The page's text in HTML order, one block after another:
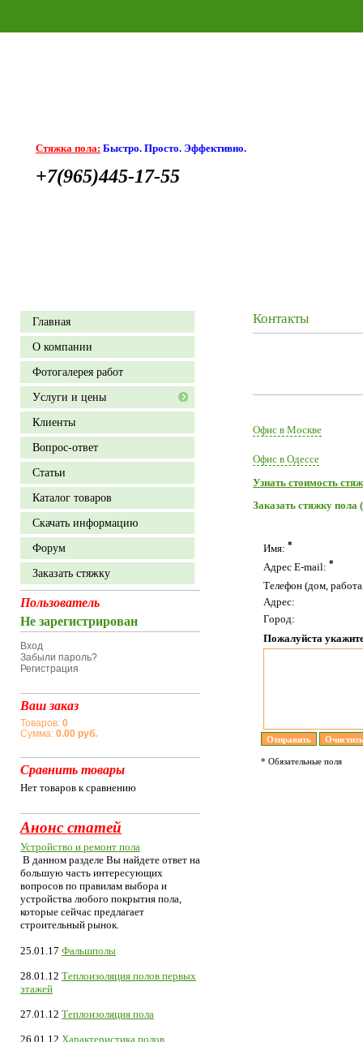
Стяжка пола: Быстро. Просто. Эффективно.
+7(965)445-17-55
Главная
О компании
Фотогалерея работ
Уcлуги и цены
Клиенты
Вопрос-ответ
Статьи
Каталог товаров
Скачать информацию
Форум
Заказать стяжку
Пользователь
Не зарегистрирован
Вход
Забыли пароль?
Регистрация
Ваш заказ
Товаров: 0
Сумма: 0.00 руб.
Сравнить товары
Нет товаров к сравнению
Анонс статей
Устройство и ремонт пола
В данном разделе Вы найдете ответ на
большую часть интересующих
вопросов по правилам выбора и
устройства любого покрытия пола,
которые сейчас предлагает
строительный рынок.
25.01.17 Фальшполы
28.01.12 Теплоизоляция полов первых
этажей
27.01.12 Теплоизоляция пола
26.01.12 Характеристика полов
Контакты
Офис в Москве
Офис в Одессе
Узнать стоимость
Заказать стяжку
Имя: *
Адрес E-mail: *
Телефон (дом,
Адрес:
Город:
Пожалуйста
* Обязательные поля